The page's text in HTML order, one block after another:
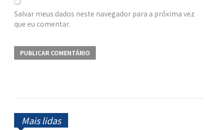
Salvar meus dados neste navegador para a próxima vez
que eu comentar.
Mais lidas